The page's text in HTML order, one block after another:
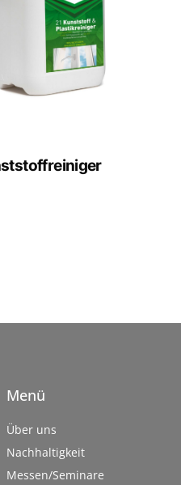
Menü
Über uns
Nachhaltigkeit
Messen/Seminare